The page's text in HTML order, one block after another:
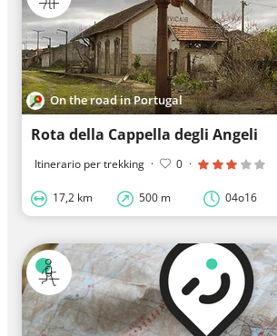
On the road in Portugal
Rota della Cappella degli Angeli
Itinerario per trekking · 0 ·
17,2 km 500 m 04o16